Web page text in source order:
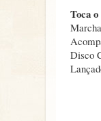
Toca
Disco